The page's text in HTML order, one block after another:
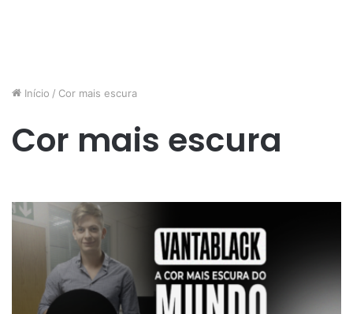
Início / Cor mais escura
Cor mais escura